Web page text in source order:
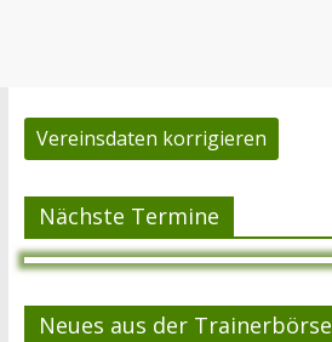
Vereinsdaten korrigieren
Nächste Termine
Neues aus der Trainerbörse